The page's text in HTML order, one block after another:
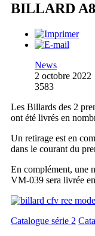
BILLARD
News
2 octobre 2022
3583
Les Billards des 2
ont été livrés en
Un retirage est en
dans le courant du
En complément, une
VM-039 sera livrée
Catalogue série 2